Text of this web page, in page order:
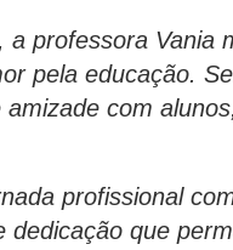
professora Vania
pela educação.
com
profissional
que